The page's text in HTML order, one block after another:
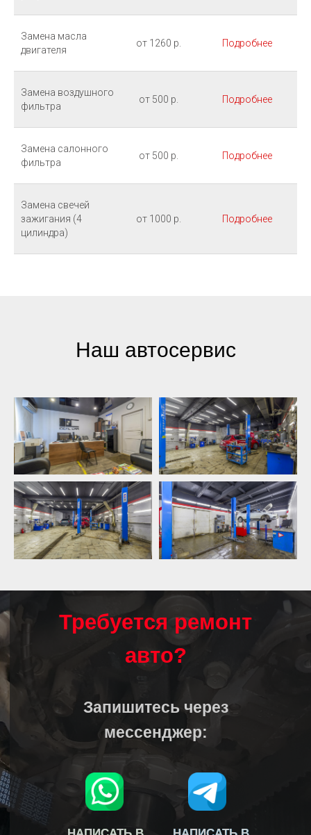
Замена масла
двигателя
от 1260 р. Подробнее
Замена воздушного
фильтра
от 500 р. Подробнее
Замена салонного
фильтра
от 500 р. Подробнее
Замена свечей
зажигания (4
цилиндра)
от 1000 р. Подробнее
Наш автосервис
Запишитесь через
мессенджер:
Требуется ремонт
авто?